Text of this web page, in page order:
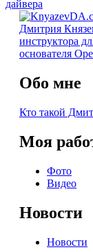
дайвера
Дмитрия
инструктора
основателя
Обо мне
Кто такой
Моя
Фото
Видео
Новости
Новости